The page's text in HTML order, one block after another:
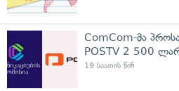
ComCom-მა
POSTV 2 500
19 საათის წინ